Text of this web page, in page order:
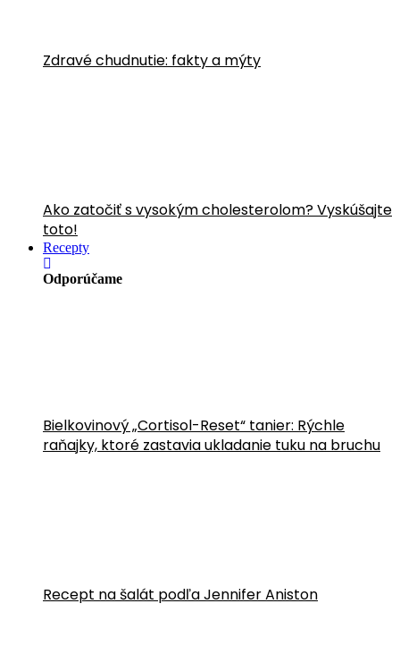
Zdravé chudnutie: fakty a mýty
Ako zatočiť s vysokým cholesterolom? Vyskúšajte
toto!
Recepty
Odporúčame
Bielkovinový „Cortisol-Reset“ tanier: Rýchle
raňajky, ktoré zastavia ukladanie tuku na bruchu
Recept na šalát podľa Jennifer Aniston